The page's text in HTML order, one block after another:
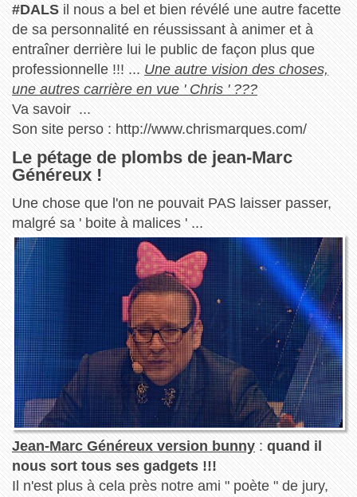
#DALSil nous a bel et bien révélé une autre facette
de sa personnalité en réussissant à animer et à
entraîner derrière lui le public de façon plus que
professionnelle !!! ... Une autre vision des choses,
une autres carrière en vue ' Chris ' ???
Va savoir ...
Son site perso : http://www.chrismarques.com/
Le pétage de plombs de jean-Marc
Généreux !
Une chose que l'on ne pouvait PAS laisser passer,
malgré sa ' boite à malices ' ...
Jean-Marc Généreux version bunny: quand il
nous sort tous ses gadgets !!!
Il n'est plus à cela près notre ami " poète " de jury,